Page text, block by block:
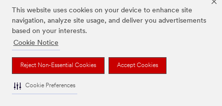
This website uses cookies on your device to enhance site
navigation, analyze site usage, and deliver you advertisements
based on your interests.
Cookie Notice
Reject Non-Essential Cookies Accept Cookies
Cookie Preferences